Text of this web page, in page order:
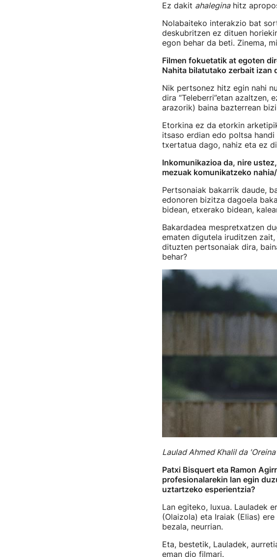
Ez dakit ahaleginahitz
Nolabaiteko interakzio bat
deskubritzen ez dituen
egon behar da beti. Zinema,
Filmen fokuetatik at egoten
Nahita bilatutako zerbait izan
Nik pertsonez hitz egin nahi
dira “Teleberri”etan
arazorik) baina bazterrean
Etorkina ez da etorkin
itsaso erdian edo poltsa
txertatua dago, nahiz eta ez
Inkomunikazioa da, nire
mezuak komunikatzeko
Pertsonaiak bakarrik daude,
edonoren bizitza dagoela
bidean, etxerako bidean,
Bakardadea mespretxatzen
ematen digutela iruditzen
dituzten pertsonaiak dira,
behar?
Laulad Ahmed Khalil da
Patxi Bisquert eta Ramon
profesionalarekin lan egin
uztartzeko esperientzia?
Lan egiteko, luxua. Lauladek
(Olaizola) eta Iraiak (Elias)
bezala, neurrian.
Eta, bestetik, Lauladek,
eman dio filmari.